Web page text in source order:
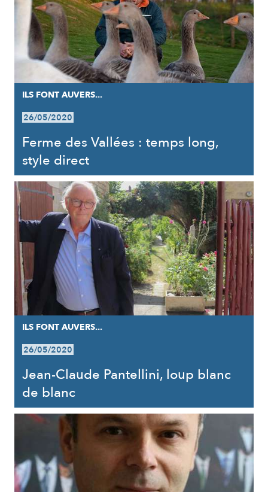
ILS FONT AUVERS...
26/05/2020
Ferme des Vallées : temps long,
style direct
ILS FONT AUVERS...
26/05/2020
Jean-Claude Pantellini, loup blanc
de blanc